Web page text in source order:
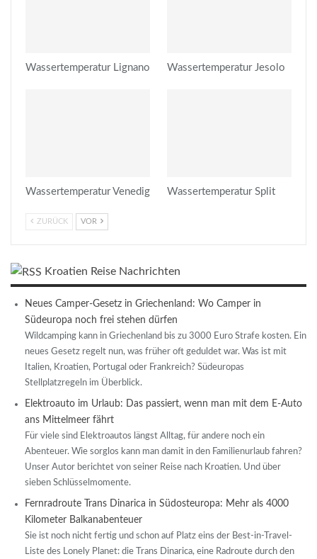
Wassertemperatur Lignano Wassertemperatur Jesolo
Wassertemperatur Venedig Wassertemperatur Split
ZURÜCK VOR
Kroatien Reise Nachrichten
Neues Camper-Gesetz in Griechenland: Wo Camper in
Südeuropa noch frei stehen dürfen
Wildcamping kann in Griechenland bis zu 3000 Euro Strafe kosten. Ein
neues Gesetz regelt nun, was früher oft geduldet war. Was ist mit
Italien, Kroatien, Portugal oder Frankreich? Südeuropas
Stellplatzregeln im Überblick.
Elektroauto im Urlaub: Das passiert, wenn man mit dem E-Auto
ans Mittelmeer fährt
Für viele sind Elektroautos längst Alltag, für andere noch ein
Abenteuer. Wie sorglos kann man damit in den Familienurlaub fahren?
Unser Autor berichtet von seiner Reise nach Kroatien. Und über
sieben Schlüsselmomente.
Fernradroute Trans Dinarica in Südosteuropa: Mehr als 4000
Kilometer Balkanabenteuer
Sie ist noch nicht fertig und schon auf Platz eins der Best-in-Travel-
Liste des Lonely Planet: die Trans Dinarica, eine Radroute durch den